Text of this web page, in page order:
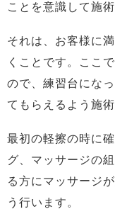
ことを意識して施
それは、お客様に
くことです。ここ
ので、練習台にな
てもらえるよう施
最初の軽擦の時に
グ、マッサージの
る方にマッサージ
う行います。